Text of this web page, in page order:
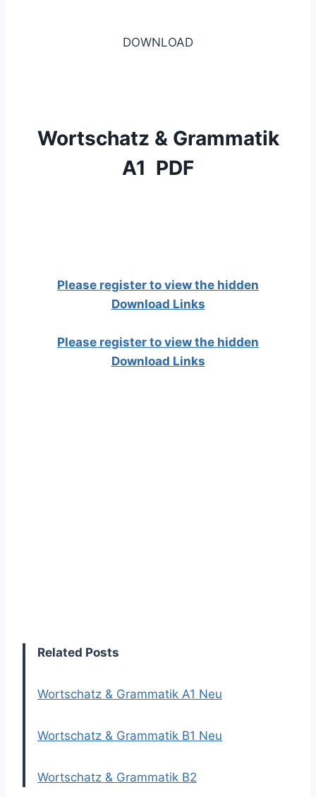
DOWNLOAD
Wortschatz & Grammatik
A1 PDF
Please register to view the hidden
Download Links
Please register to view the hidden
Download Links
Related Posts
Wortschatz & Grammatik A1 Neu
Wortschatz & Grammatik B1 Neu
Wortschatz & Grammatik B2